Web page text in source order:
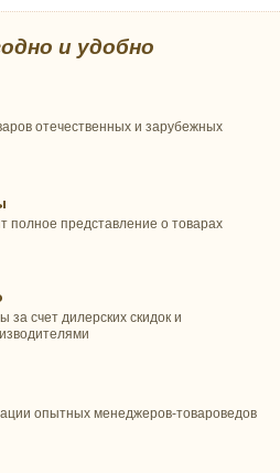
и удобно
отечественных и зарубежных
полное представление о товарах
счет дилерских скидок и
опытных менеджеров-товароведов